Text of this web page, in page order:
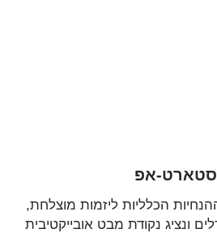
סטארט-אפ
הכלליות ליזמות מוצלחת,
ונציג נקודת מבט אובייקטיבית